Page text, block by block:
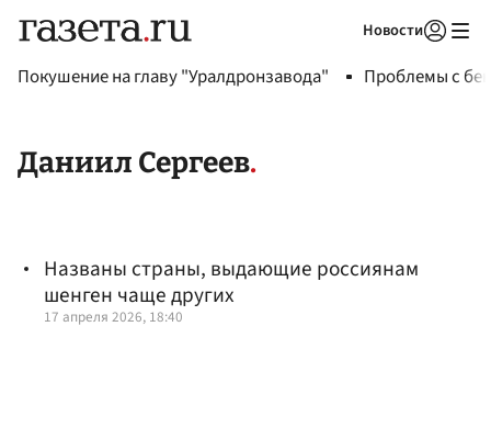
Новости
Покушение на главу "Уралдронзавода" Проблемы с
Даниил Сергеев
Названы страны, выдающие россиянам
шенген чаще других
17 апреля 2026, 18:40